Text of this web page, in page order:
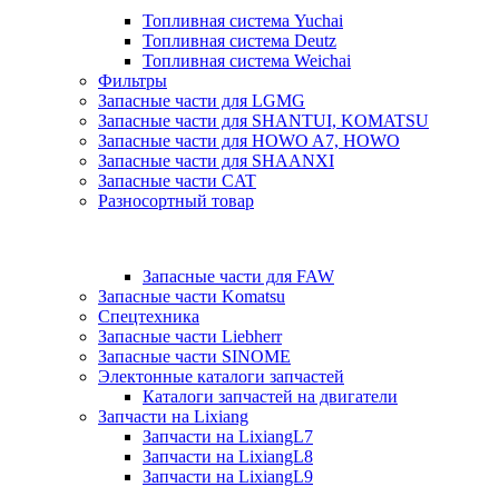
Топливная система Yuchai
Топливная система Deutz
Топливная система Weichai
Фильтры
Запасные части для LGMG
Запасные части для SHANTUI, KOMATSU
Запасные части для HOWO A7, HOWO
Запасные части для SHAANXI
Запасные части CAT
Разносортный товар
Запасные части для FAW
Запасные части Komatsu
Спецтехника
Запасные части Liebherr
Запасные части SINOME
Электонные каталоги запчастей
Каталоги запчастей на двигатели
Запчасти на Lixiang
Запчасти на LixiangL7
Запчасти на LixiangL8
Запчасти на LixiangL9